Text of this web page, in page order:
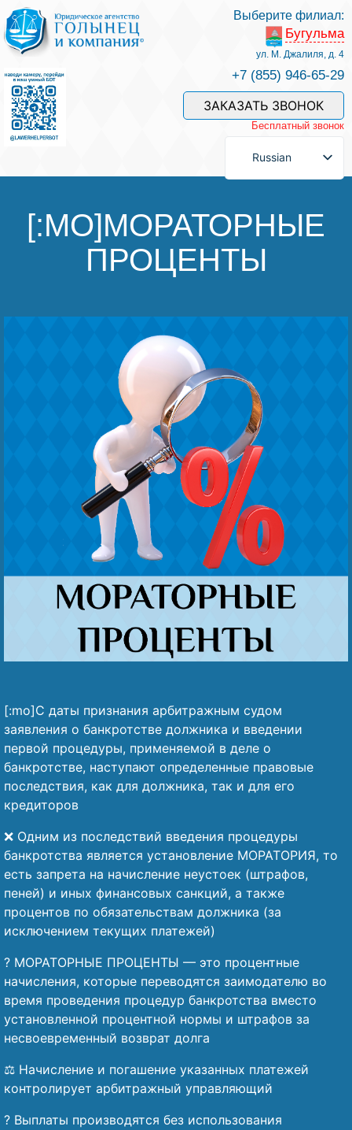
Услуги и наши специалисты
Оплата услуг
Задать вопрос
Наши победы
Выберите филиал:
Бугульма
ул. М. Джалиля, д. 4
+7 (855) 946-65-29
ЗАКАЗАТЬ ЗВОНОК
Бесплатный звонок
Russian
[:MO]МОРАТОРНЫЕ
ПРОЦЕНТЫ
[:mo]С даты признания арбитражным судом
заявления о банкротстве должника и введении
первой процедуры, применяемой в деле о
банкротстве, наступают определенные правовые
последствия, как для должника, так и для его
кредиторов
❌ Одним из последствий введения процедуры
банкротства является установление МОРАТОРИЯ, то
есть запрета на начисление неустоек (штрафов,
пеней) и иных финансовых санкций, а также
процентов по обязательствам должника (за
исключением текущих платежей)
? МОРАТОРНЫЕ ПРОЦЕНТЫ — это процентные
начисления, которые переводятся заимодателю во
время проведения процедур банкротства вместо
установленной процентной нормы и штрафов за
несвоевременный возврат долга
⚖️ Начисление и погашение указанных платежей
контролирует арбитражный управляющий
? Выплаты производятся без использования